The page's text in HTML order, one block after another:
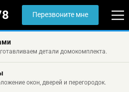
Перезвоните мне
детали домокомплекта.
окон, дверей и перегородок.